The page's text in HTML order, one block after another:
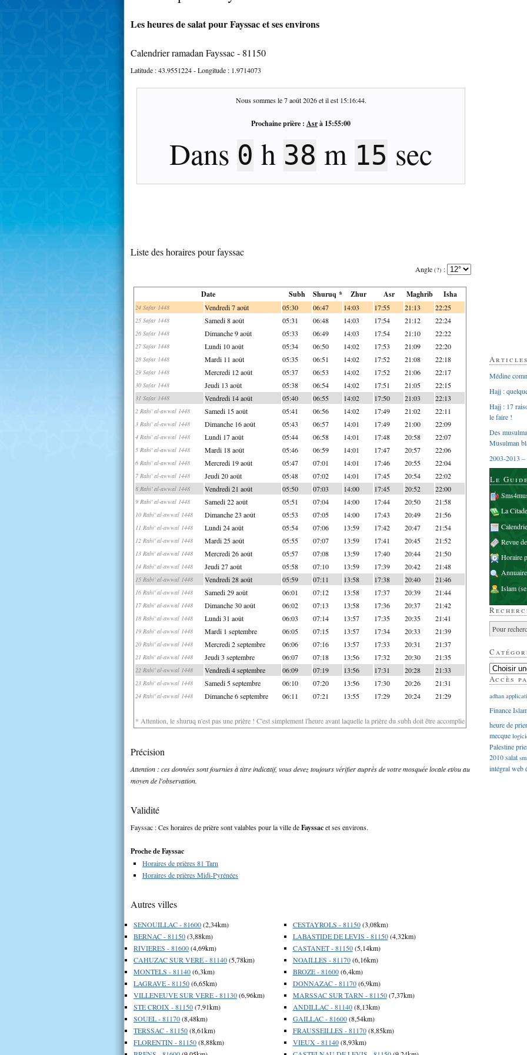
Les heures de salat pour Fayssac et ses environs
Calendrier ramadan Fayssac - 81150
Latitude :43.9551224- Longitude : 1.9714073
Nous sommes le7 août 2026et il est 15:16:45.
Prochaine prière : Asrà 15:55:00
Dans 0 h 38 m 14 sec
Liste des horaires pour fayssac
Angle (?) :
Date Subh Shuruq * Zhur Asr Maghrib Isha
24 Safar 1448 Vendredi 7 août 05:30 06:47 14:03 17:55 21:13 22:25
25 Safar 1448 Samedi 8 août 05:31 06:48 14:03 17:54 21:12 22:24
26 Safar 1448 Dimanche 9 août 05:33 06:49 14:03 17:54 21:10 22:22
27 Safar 1448 Lundi 10 août 05:34 06:50 14:02 17:53 21:09 22:20
28 Safar 1448 Mardi 11 août 05:35 06:51 14:02 17:52 21:08 22:18
29 Safar 1448 Mercredi 12 août 05:37 06:53 14:02 17:52 21:06 22:17
30 Safar 1448 Jeudi 13 août 05:38 06:54 14:02 17:51 21:05 22:15
31 Safar 1448 Vendredi 14 août 05:40 06:55 14:02 17:50 21:03 22:13
2 Rabi' al-awwal 1448 Samedi 15 août 05:41 06:56 14:02 17:49 21:02 22:11
3 Rabi' al-awwal 1448 Dimanche 16 août 05:43 06:57 14:01 17:49 21:00 22:09
4 Rabi' al-awwal 1448 Lundi 17 août 05:44 06:58 14:01 17:48 20:58 22:07
5 Rabi' al-awwal 1448 Mardi 18 août 05:46 06:59 14:01 17:47 20:57 22:06
6 Rabi' al-awwal 1448 Mercredi 19 août 05:47 07:01 14:01 17:46 20:55 22:04
7 Rabi' al-awwal 1448 Jeudi 20 août 05:48 07:02 14:01 17:45 20:54 22:02
8 Rabi' al-awwal 1448 Vendredi 21 août 05:50 07:03 14:00 17:45 20:52 22:00
9 Rabi' al-awwal 1448 Samedi 22 août 05:51 07:04 14:00 17:44 20:50 21:58
10 Rabi' al-awwal 1448 Dimanche 23 août 05:53 07:05 14:00 17:43 20:49 21:56
11 Rabi' al-awwal 1448 Lundi 24 août 05:54 07:06 13:59 17:42 20:47 21:54
12 Rabi' al-awwal 1448 Mardi 25 août 05:55 07:07 13:59 17:41 20:45 21:52
13 Rabi' al-awwal 1448 Mercredi 26 août 05:57 07:08 13:59 17:40 20:44 21:50
14 Rabi' al-awwal 1448 Jeudi 27 août 05:58 07:10 13:59 17:39 20:42 21:48
15 Rabi' al-awwal 1448 Vendredi 28 août 05:59 07:11 13:58 17:38 20:40 21:46
16 Rabi' al-awwal 1448 Samedi 29 août 06:01 07:12 13:58 17:37 20:39 21:44
17 Rabi' al-awwal 1448 Dimanche 30 août 06:02 07:13 13:58 17:36 20:37 21:42
18 Rabi' al-awwal 1448 Lundi 31 août 06:03 07:14 13:57 17:35 20:35 21:41
19 Rabi' al-awwal 1448 Mardi 1 septembre 06:05 07:15 13:57 17:34 20:33 21:39
20 Rabi' al-awwal 1448 Mercredi 2 septembre 06:06 07:16 13:57 17:33 20:31 21:37
21 Rabi' al-awwal 1448 Jeudi 3 septembre 06:07 07:18 13:56 17:32 20:30 21:35
22 Rabi' al-awwal 1448 Vendredi 4 septembre 06:09 07:19 13:56 17:31 20:28 21:33
23 Rabi' al-awwal 1448 Samedi 5 septembre 06:10 07:20 13:56 17:30 20:26 21:31
24 Rabi' al-awwal 1448 Dimanche 6 septembre 06:11 07:21 13:55 17:29 20:24 21:29
* Attention, le shuruq n'est pas une prière ! C'est simplement l'heure avant laquelle la prière du subh doit être accomplie
Précision
Attention : ces données sont fournies à titre indicatif, vous devez toujours vérifier auprès de votre mosquée locale et/ou au
moyen de l'observation.
Validité
Fayssac : Ces horaires de prière sont valables pour la ville deFayssacet ses environs.
Proche de Fayssac
Horaires de prières 81 Tarn
Horaires de prières Midi-Pyrénées
Autres villes
SENOUILLAC - 81600(2,34km)
BERNAC - 81150(3,88km)
RIVIERES - 81600(4,69km)
CAHUZAC SUR VERE - 81140(5,78km)
MONTELS - 81140(6,3km)
LAGRAVE - 81150(6,65km)
VILLENEUVE SUR VERE - 81130(6,96km)
STE CROIX - 81150(7,91km)
SOUEL - 81170(8,48km)
TERSSAC - 81150(8,61km)
FLORENTIN - 81150(8,88km)
CESTAYROLS - 81150(3,08km)
LABASTIDE DE LEVIS - 81150(4,32km)
CASTANET - 81150(5,14km)
NOAILLES - 81170(6,16km)
BROZE - 81600(6,4km)
DONNAZAC - 81170(6,9km)
MARSSAC SUR TARN - 81150(7,37km)
ANDILLAC - 81140(8,13km)
GAILLAC - 81600(8,54km)
FRAUSSEILLES - 81170(8,85km)
VIEUX - 81140(8,93km)
Médine
Hajj :
Hajj : 17
le faire !
Des
Musulman
2003-2013 –
Le
La
Revue
Horaire
Islam
Accès
adhan
Finance
heure de
mecque
Palestine
2010salat
intégralweb